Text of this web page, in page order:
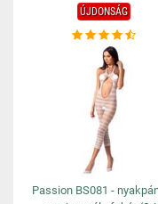
ÚJDONSÁG
Passion BS081 -